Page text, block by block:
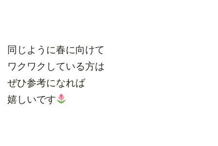
同じように春に向けて
ワクワクしている方は
ぜひ参考になれば
嬉しいです